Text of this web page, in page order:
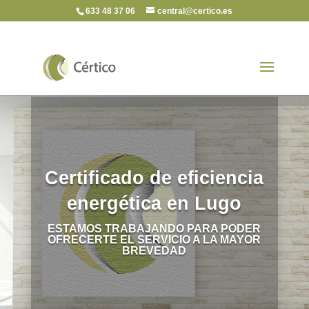
633 48 37 06 central@certico.es
Certificado de eficiencia
energética en Lugo
ESTAMOS TRABAJANDO PARA PODER
OFRECERTE EL SERVICIO A LA MAYOR
BREVEDAD